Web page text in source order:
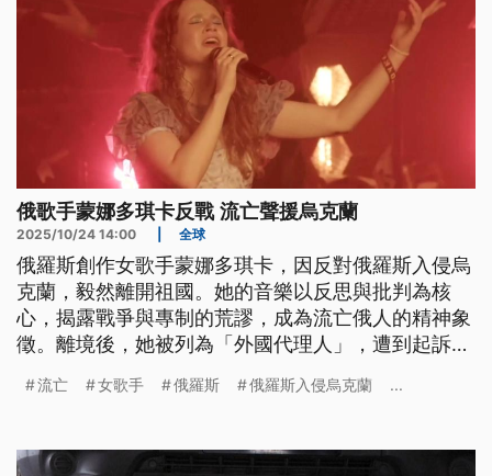
俄歌手蒙娜多琪卡反戰 流亡聲援烏克蘭
2025/10/24 14:00 全球
俄羅斯創作女歌手蒙娜多琪卡，因反對俄羅斯入侵烏
克蘭，毅然離開祖國。她的音樂以反思與批判為核
心，揭露戰爭與專制的荒謬，成為流亡俄人的精神象
徵。離境後，她被列為「外國代理人」，遭到起訴與
民與反戰團體。
流亡 女歌手 俄羅斯 俄羅斯入侵烏克蘭 ...